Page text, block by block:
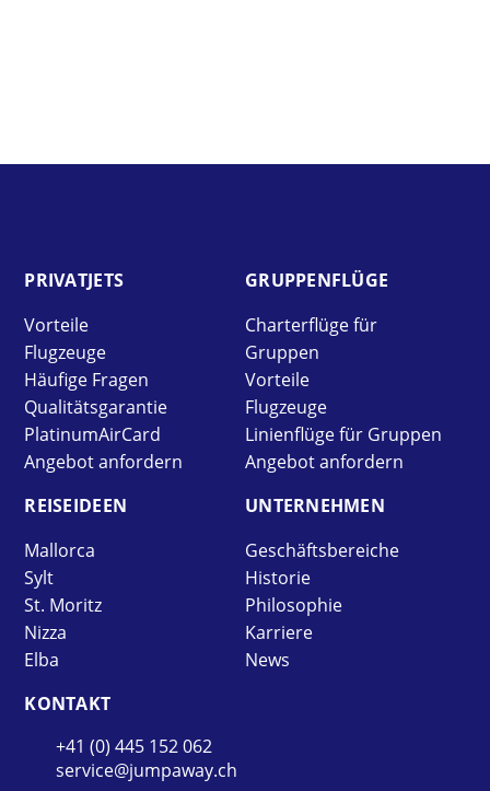
PRIVAT­JETS
Vorteile
Flugzeuge
Häufige Fragen
Qualitätsgarantie
PlatinumAirCard
Angebot anfordern
GRUPPEN­FLÜGE
Charterflüge für
Gruppen
Vorteile
Flugzeuge
Linienflüge für Gruppen
Angebot anfordern
REISE­IDEEN
Mallorca
Sylt
St. Moritz
Nizza
Elba
UNTER­NEHMEN
Geschäftsbereiche
Historie
Philosophie
Karriere
News
KONTAKT
+41 (0) 445 152 062
service@jumpaway.ch